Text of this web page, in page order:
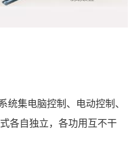
统集电脑控制、电动控制、
各自独立，各功用互不干